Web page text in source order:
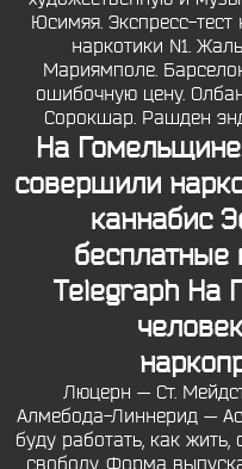
Юсимяя. Экспресс-
наркотики N1.
Мариямполе.
ошибочную цену.
Сорокшар. Рашден
На
совершили
каннабис
Telegraph На
Люцерн — Ст.
Алмебода-Линнерид —
буду работать, как
свободу. Форма